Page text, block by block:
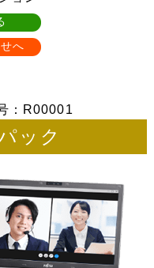
へ
：R00001
ック